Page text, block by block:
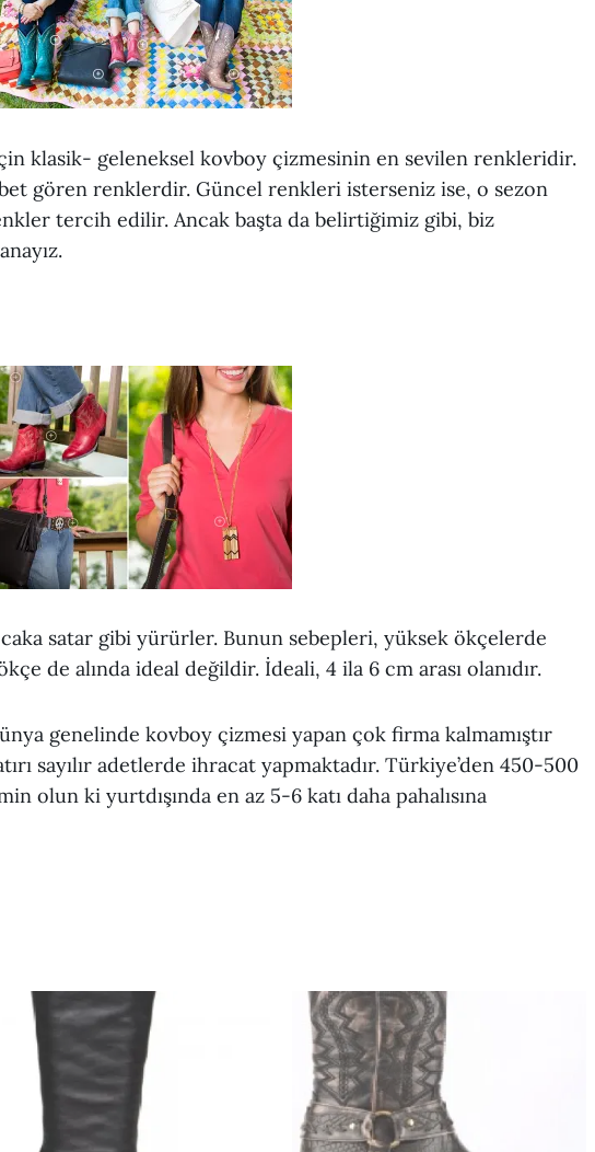
klasik- geleneksel kovboy çizmesinin en sevilen renkleridir.
gören renklerdir. Güncel renkleri isterseniz ise, o sezon
tercih edilir. Ancak başta da belirtiğimiz gibi, biz
satar gibi yürürler. Bunun sebepleri, yüksek ökçelerde
de alında ideal değildir. İdeali, 4 ila 6 cm arası olanıdır.
genelinde kovboy çizmesi yapan çok firma kalmamıştır
sayılır adetlerde ihracat yapmaktadır. Türkiye’den 450-500
olun ki yurtdışında en az 5-6 katı daha pahalısına